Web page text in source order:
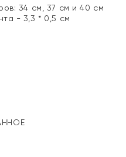
34 см, 37 см и 40 см
- 3,3 * 0,5 см